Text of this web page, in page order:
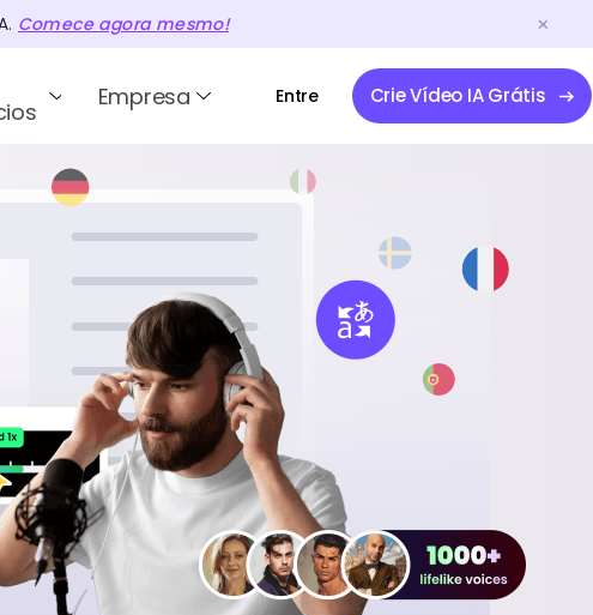
Comece agora mesmo!
Empresa Entre Crie Vídeo IA Grátis